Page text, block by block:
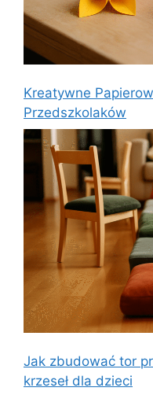
Kreatywne
Przedszkolaków
Jak zbudować tor
krzeseł dla dzieci